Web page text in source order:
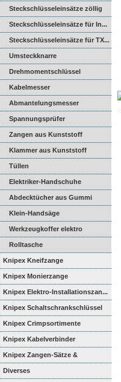
Steckschlüsseleinsätze zöllig
Steckschlüsseleinsätze für In...
Steckschlüsseleinsätze für TX...
Umsteckknarre
Drehmomentschlüssel
Kabelmesser
Abmantelungsmesser
Spannungsprüfer
Zangen aus Kunststoff
Klammer aus Kunststoff
Tüllen
Elektriker-Handschuhe
Abdecktücher aus Gummi
Klein-Handsäge
Werkzeugkoffer elektro
Rolltasche
Knipex Kneifzange
Knipex Monierzange
Knipex Elektro-Installationszan...
Knipex Schaltschrankschlüssel
Knipex Crimpsortimente
Knipex Kabelverbinder
Knipex Zangen-Sätze &
Werkzeugk...
Diverses